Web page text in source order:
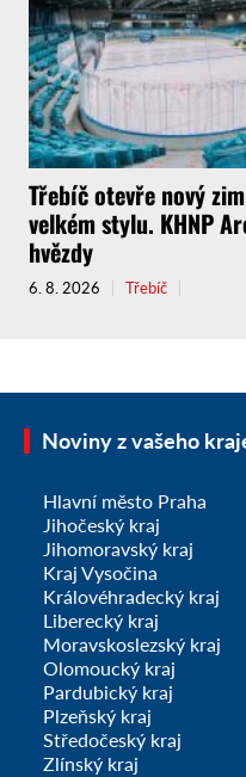
Třebíč otevře nový
velkém stylu. KHNP
hvězdy
6. 8. 2026 Třebíč
Noviny z vašeho
Hlavní město Praha
Jihočeský kraj
Jihomoravský kraj
Kraj Vysočina
Královéhradecký kraj
Liberecký kraj
Moravskoslezský kraj
Olomoucký kraj
Pardubický kraj
Plzeňský kraj
Středočeský kraj
Zlínský kraj